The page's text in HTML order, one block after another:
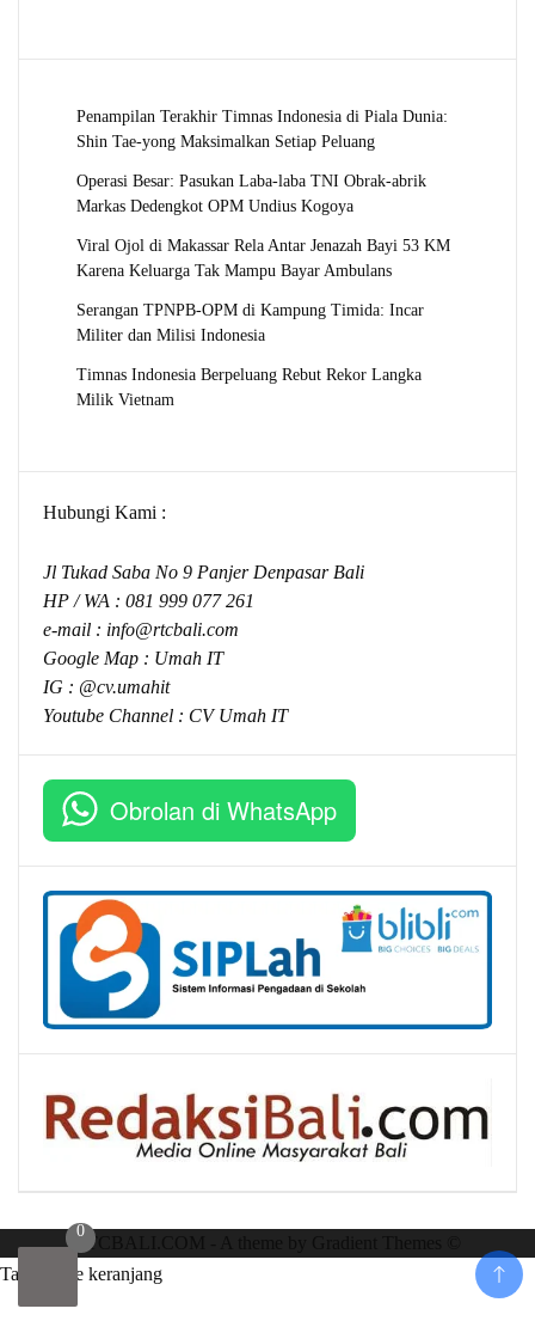
Penampilan Terakhir Timnas Indonesia di Piala Dunia:
Shin Tae-yong Maksimalkan Setiap Peluang
Operasi Besar: Pasukan Laba-laba TNI Obrak-abrik
Markas Dedengkot OPM Undius Kogoya
Viral Ojol di Makassar Rela Antar Jenazah Bayi 53 KM
Karena Keluarga Tak Mampu Bayar Ambulans
Serangan TPNPB-OPM di Kampung Timida: Incar
Militer dan Milisi Indonesia
Timnas Indonesia Berpeluang Rebut Rekor Langka
Milik Vietnam
Hubungi Kami :
Jl Tukad Saba No 9 Panjer Denpasar Bali
HP / WA : 081 999 077 261
e-mail : info@rtcbali.com
Google Map : Umah IT
IG : @cv.umahit
Youtube Channel : CV Umah IT
Obrolan di WhatsApp
RTCBALI.COM - A theme by Gradient Themes ©
0
Tambah ke keranjang